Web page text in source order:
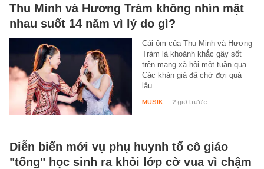
Thu Minh và Hương Tràm không nhìn mặt
nhau suốt 14 năm vì lý do gì?
Cái ôm của Thu Minh và Hương
Tràm là khoảnh khắc gây sốt
trên mạng xã hội một tuần qua.
Các khán giả đã chờ đợi quá
lâu…
MUSIK - 2 giờ trước
Diễn biến mới vụ phụ huynh tố cô giáo
"tống" học sinh ra khỏi lớp cờ vua vì chậm